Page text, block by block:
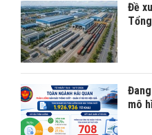
Đề
mô